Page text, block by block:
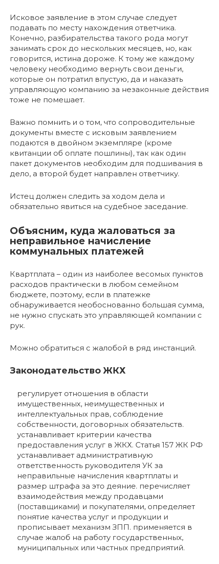
Исковое заявление в этом случае следует
подавать по месту нахождения ответчика.
Конечно, разбирательства такого рода могут
занимать срок до нескольких месяцев, но, как
говорится, истина дороже. К тому же каждому
человеку необходимо вернуть свои деньги,
которые он потратил впустую, да и наказать
управляющую компанию за незаконные действия
тоже не помешает.
Важно помнить и о том, что сопроводительные
документы вместе с исковым заявлением
подаются в двойном экземпляре (кроме
квитанции об оплате пошлины), так как один
пакет документов необходим для подшивания в
дело, а второй будет направлен ответчику.
Истец должен следить за ходом дела и
обязательно явиться на судебное заседание.
Объясним, куда жаловаться за
неправильное начисление
коммунальных платежей
Квартплата – один из наиболее весомых пунктов
расходов практически в любом семейном
бюджете, поэтому, если в платежке
обнаруживается необоснованно большая сумма,
не нужно спускать это управляющей компании с
рук.
Можно обратиться с жалобой в ряд инстанций.
Законодательство ЖКХ
регулирует отношения в области
имущественных, неимущественных и
интеллектуальных прав, соблюдение
собственности, договорных обязательств.
устанавливает критерии качества
предоставления услуг в ЖКХ. Статья 157 ЖК РФ
устанавливает административную
ответственность руководителя УК за
неправильные начисления квартплаты и
размер штрафа за это деяние. перечисляет
взаимодействия между продавцами
(поставщиками) и покупателями, определяет
понятие качества услуг и продукции и
прописывает механизм ЗПП. применяется в
случае жалоб на работу государственных,
муниципальных или частных предприятий.